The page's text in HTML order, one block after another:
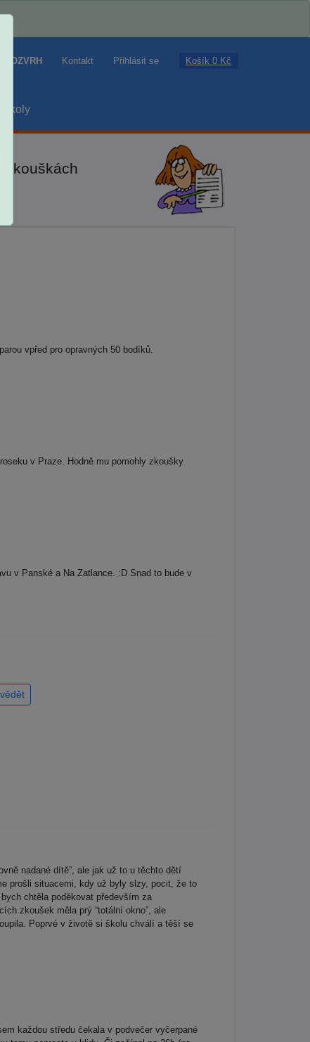
ROZVRH Kontakt Přihlásit se Košík 0 Kč
školy
zkouškách
vpřed pro opravných 50 bodíků.
v Praze. Hodně mu pomohly zkoušky
v Panské a Na Zatlance. :D Snad to bude v
nadané dítě”, ale jak už to u těchto dětí
prošli situacemi, kdy už byly slzy, pocit, že to
chtěla poděkovat především za
zkoušek měla prý “totální okno”, ale
Poprvé v životě si školu chválí a těší se
každou středu čekala v podvečer vyčerpané